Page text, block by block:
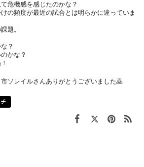
危機感を感じたのかな？
の頻度が最近の試合とは明らかに違っていま
題。
？
かな？
ソレイルさんありがとうございました🙇
チ